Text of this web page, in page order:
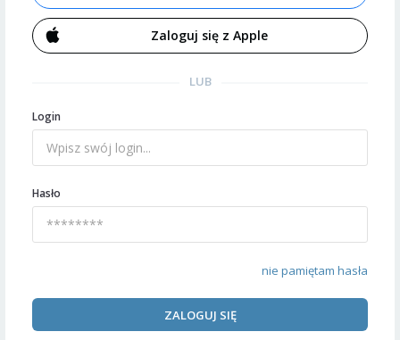
Zaloguj się z Apple
LUB
Login
Hasło
nie pamiętam hasła
ZALOGUJ SIĘ